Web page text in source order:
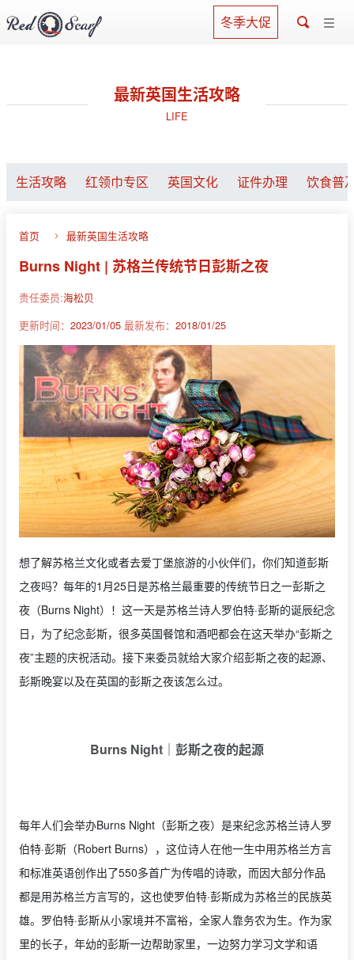
冬季大促
最新英国生活攻略
LIFE
生活攻略 红领巾专区 英国文化 证件办理 饮食普
首页 最新英国生活攻略
Burns Night | 苏格兰传统节日彭斯之夜
责任委员:海松贝
更新时间： 2023/01/05 最新发布： 2018/01/25
想了解苏格兰文化或者去爱丁堡旅游的小伙伴们，你们知道彭斯
之夜吗？每年的1月25日是苏格兰最重要的传统节日之一彭斯之
夜（Burns Night）！这一天是苏格兰诗人罗伯特·彭斯的诞辰纪念
日，为了纪念彭斯，很多英国餐馆和酒吧都会在这天举办“彭斯之
夜”主题的庆祝活动。接下来委员就给大家介绍彭斯之夜的起源、
彭斯晚宴以及在英国的彭斯之夜该怎么过。
Burns Night｜彭斯之夜的起源
每年人们会举办Burns Night（彭斯之夜）是来纪念苏格兰诗人罗
伯特·彭斯（Robert Burns），这位诗人在他一生中用苏格兰方言
和标准英语创作出了550多首广为传唱的诗歌，而因大部分作品
都是用苏格兰方言写的，这也使罗伯特·彭斯成为苏格兰的民族英
雄。罗伯特·彭斯从小家境并不富裕，全家人靠务农为生。作为家
里的长子，年幼的彭斯一边帮助家里，一边努力学习文学和语